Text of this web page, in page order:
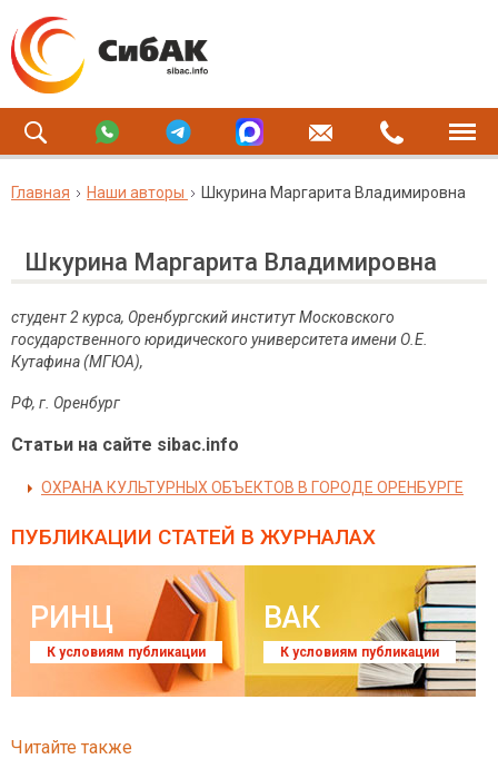
Главная Наши авторы Шкурина Маргарита Владимировна
Шкурина Маргарита Владимировна
студент 2 курса, Оренбургский институт Московского
государственного юридического университета имени О.Е.
Кутафина (МГЮА),
РФ, г. Оренбург
Статьи на сайте sibac.info
ОХРАНА КУЛЬТУРНЫХ ОБЪЕКТОВ В ГОРОДЕ ОРЕНБУРГЕ
ПУБЛИКАЦИИ СТАТЕЙ В ЖУРНАЛАХ
РИНЦ
К условиям публикации
ВАК
К условиям публикации
Читайте также